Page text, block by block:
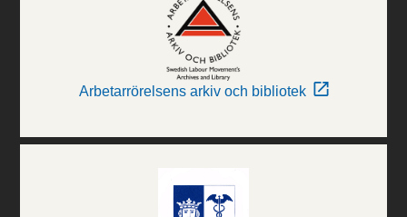
Arbetarrörelsens arkiv och bibliotek